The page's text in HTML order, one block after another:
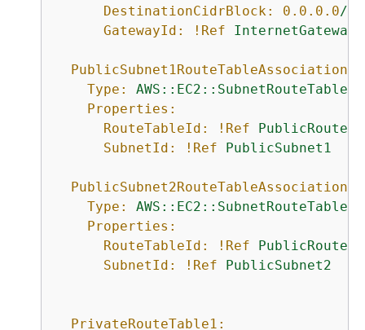
DestinationCidrBlock:
0.0 .0 .0/0
GatewayId:
!Ref InternetGateway
PublicSubnet1RouteTableAssociation:
Type:
Properties:
RouteTableId:
!Ref
SubnetId:
!Ref PublicSubnet1
PublicSubnet2RouteTableAssociation:
Type:
Properties:
RouteTableId:
!Ref
SubnetId:
!Ref PublicSubnet2
PrivateRouteTable1: